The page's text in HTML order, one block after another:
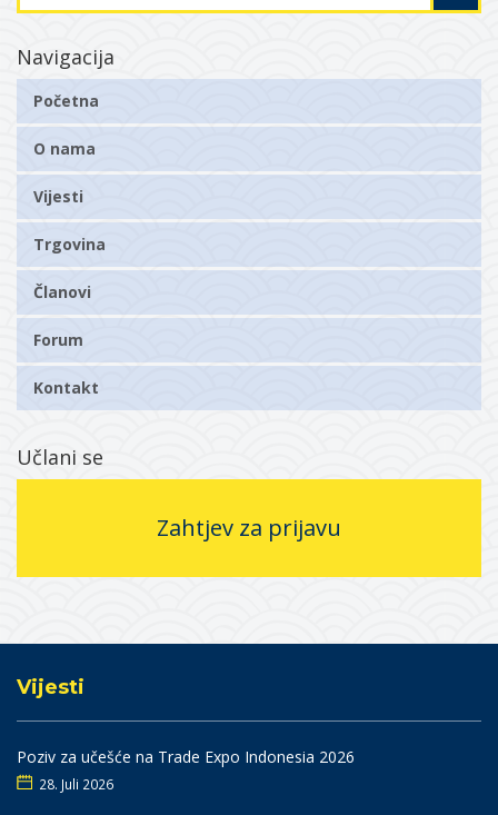
Navigacija
Početna
O nama
Vijesti
Trgovina
Članovi
Forum
Kontakt
Učlani se
Zahtjev za prijavu
Vijesti
Poziv za učešće na Trade Expo Indonesia 2026
28. Juli 2026